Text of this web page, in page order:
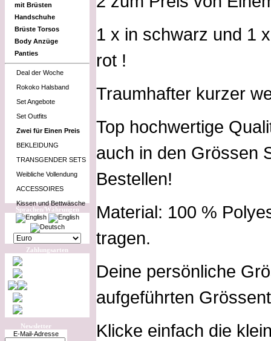
mit Brüsten
Handschuhe
Brüste Torsos
Body Anzüge
Panties
Deal der Woche
Rokoko Halsband
Set Angebote
Set Outfits
Zwei für Einen Preis
BEKLEIDUNG
TRANSGENDER SETS
Weibliche Vollendung
ACCESSOIRES
Kissen und Bettwäsche
Sprachen/Währungen
Zahlungsarten
Newsletter
E-Mail-Adresse
1 x in schwarz und 1
rot !
Traumhafter kurzer
Top hochwertige
auch in den Grössen
Bestellen!
Material: 100 %
tragen.
Deine persönliche
aufgeführten
Klicke einfach die